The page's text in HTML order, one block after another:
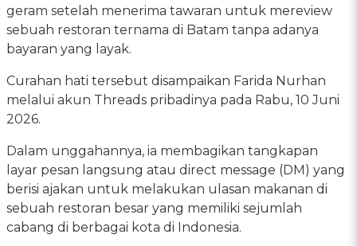
geram setelah menerima tawaran untuk mereview
sebuah restoran ternama di Batam tanpa adanya
bayaran yang layak.
Curahan hati tersebut disampaikan Farida Nurhan
melalui akun Threads pribadinya pada Rabu, 10 Juni
2026.
Dalam unggahannya, ia membagikan tangkapan
layar pesan langsung atau direct message (DM) yang
berisi ajakan untuk melakukan ulasan makanan di
sebuah restoran besar yang memiliki sejumlah
cabang di berbagai kota di Indonesia.